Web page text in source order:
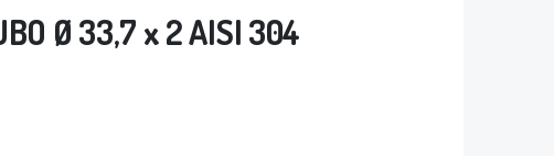
Ø 33,7 x 2 AISI 304